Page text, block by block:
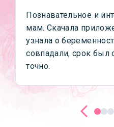
Познавательное и
мам. Скачала
узнала о
совпадали, срок был
точно.